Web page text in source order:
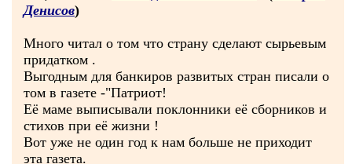
Денисов)
Много читал о том что страну сделают сырьевым
придатком .
Выгодным для банкиров развитых стран писали о
том в газете -"Патриот!
Её маме выписывали поклонники её сборников и
стихов при её жизни !
Вот уже не один год к нам больше не приходит
эта газета.